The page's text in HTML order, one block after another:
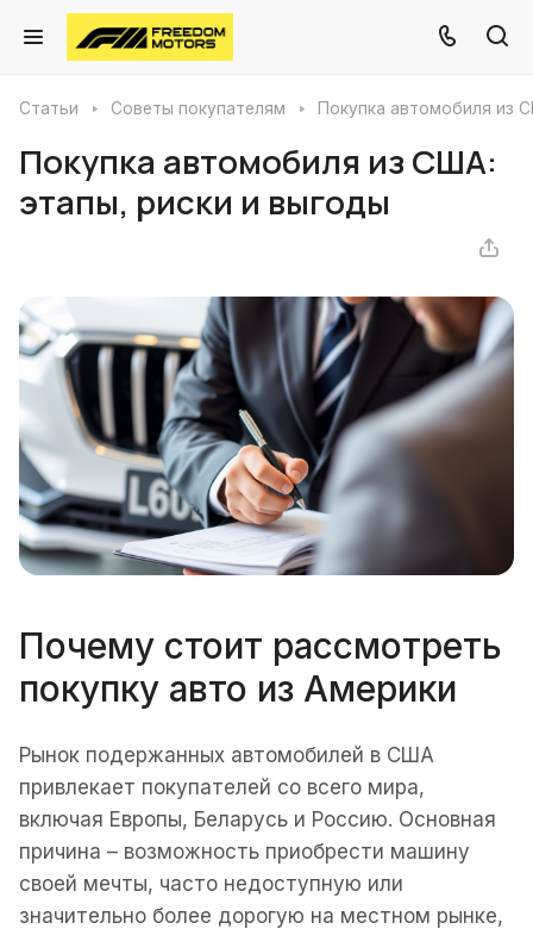
Статьи Советы покупателям Покупка автомобиля из
Покупка автомобиля из США:
этапы, риски и выгоды
Почему стоит рассмотреть
покупку авто из Америки
Рынок подержанных автомобилей в США
привлекает покупателей со всего мира,
включая Европы, Беларусь и Россию. Основная
причина – возможность приобрести машину
своей мечты, часто недоступную или
значительно более дорогую на местном рынке,